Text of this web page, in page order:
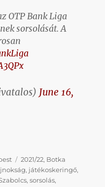
OTP Bank Liga
sorsolását. A
June 16,
Címke
2021/22, Botka
, játékoskeringő,
,sorsolás,